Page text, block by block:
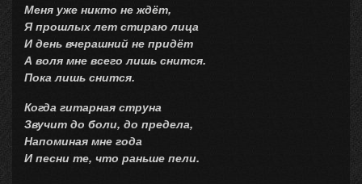
Меня уже никто не ждёт,
Я прошлых лет стираю лица
И день вчерашний не придёт
А воля мне всего лишь снится.
Пока лишь снится.
Когда гитарная струна
Звучит до боли, до предела,
Напоминая мне года
И песни те, что раньше пели.